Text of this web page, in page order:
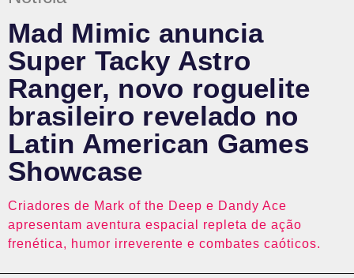
Mad Mimic anuncia
Super Tacky Astro
Ranger, novo roguelite
brasileiro revelado no
Latin American Games
Showcase
Criadores de Mark of the Deep e Dandy Ace
apresentam aventura espacial repleta de ação
frenética, humor irreverente e combates caóticos.